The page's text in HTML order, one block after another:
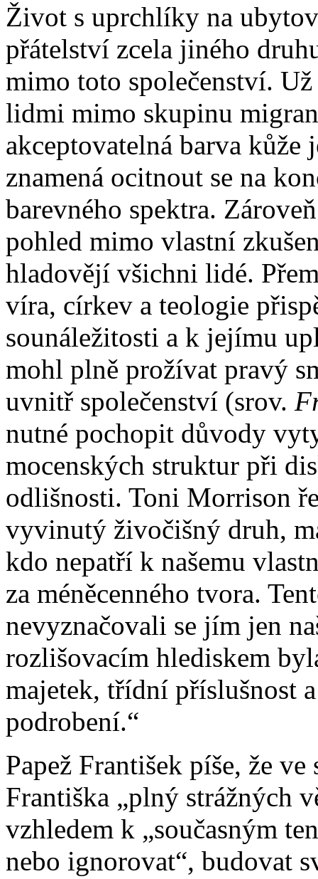
Život s uprchlíky na
přátelství zcela jiného
mimo toto společenství.
lidmi mimo skupinu
akceptovatelná barva kůže
znamená ocitnout se na
barevného spektra.
pohled mimo vlastní
hladovějí všichni lidé.
víra, církev a teologie
sounáležitosti a k jejímu
mohl plně prožívat pravý
uvnitř společenství (srov.
nutné pochopit důvody
mocenských struktur při
odlišnosti. Toni Morrison
vyvinutý živočišný druh,
kdo nepatří k našemu
za méněcenného tvora.
nevyznačovali se jím jen
rozlišovacím hlediskem
majetek, třídní příslušnost
podrobení.“
Papež František píše, že
Františka „plný strážných
vzhledem k „současným
nebo ignorovat“, budovat